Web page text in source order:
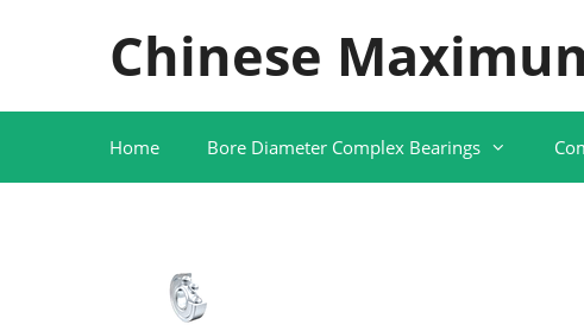
Chinese
Home Bore Diameter Complex Bearings